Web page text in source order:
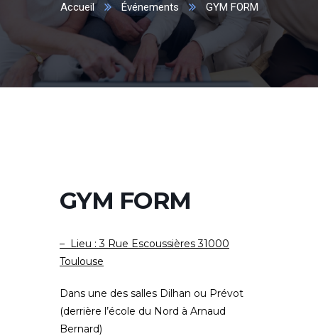
Accueil Événements GYM FORM
GYM FORM
– Lieu : 3 Rue Escoussières 31000
Toulouse
Dans une des salles Dilhan ou Prévot
(derrière l’école du Nord à Arnaud
Bernard)